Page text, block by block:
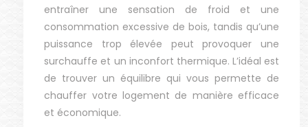
entraîner une sensation de froid et une
consommation excessive de bois, tandis qu’une
puissance trop élevée peut provoquer une
surchauffe et un inconfort thermique. L’idéal est
de trouver un équilibre qui vous permette de
chauffer votre logement de manière efficace
et économique.